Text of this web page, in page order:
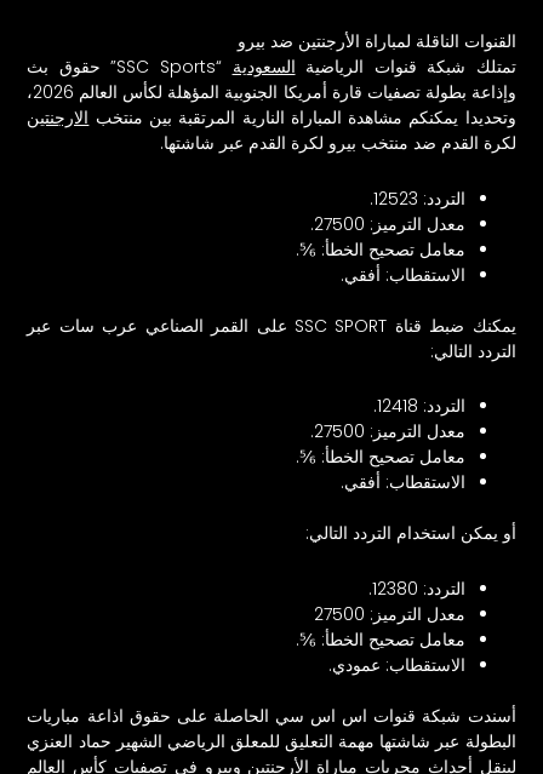
القنوات الناقلة لمباراة الأرجنتين ضد بيرو
تمتلك شبكة قنوات الرياضية السعودية
“SSC Sports” حقوق بث
وإذاعة بطولة تصفيات قارة أمريكا الجنوبية المؤهلة لكأس العالم 2026،
وتحديدا يمكنكم مشاهدة المباراة النارية المرتقبة بين منتخب الارجنتين
لكرة القدم ضد منتخب بيرو لكرة القدم عبر شاشتها.
التردد: 12523.
معدل الترميز: 27500.
معامل تصحيح الخطأ: ⅚.
الاستقطاب: أفقي.
يمكنك ضبط قناة SSC SPORT على القمر الصناعي عرب سات عبر
التردد التالي:
التردد: 12418.
معدل الترميز: 27500.
معامل تصحيح الخطأ: ⅚.
الاستقطاب: أفقي.
أو يمكن استخدام التردد التالي:
التردد: 12380.
معدل الترميز: 27500
معامل تصحيح الخطأ: ⅚.
الاستقطاب: عمودي.
أسندت شبكة قنوات اس اس سي الحاصلة على حقوق اذاعة مباريات
البطولة عبر شاشتها مهمة التعليق للمعلق الرياضي الشهير حماد العنزي
لينقل أحداث مجريات مباراة الأرجنتين وبيرو في تصفيات كأس العالم